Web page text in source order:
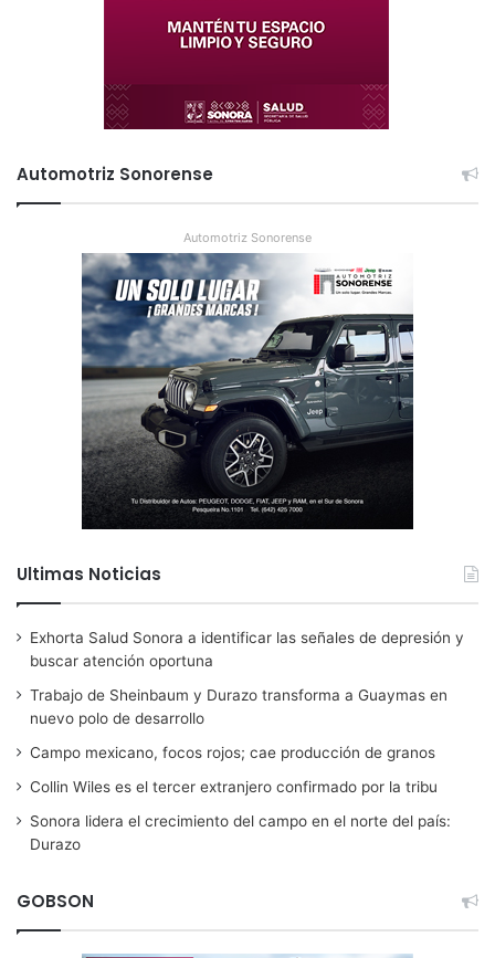
Automotriz Sonorense
Automotriz Sonorense
Ultimas Noticias
Exhorta Salud Sonora a identificar las señales de depresión y
buscar atención oportuna
Trabajo de Sheinbaum y Durazo transforma a Guaymas en
nuevo polo de desarrollo
Campo mexicano, focos rojos; cae producción de granos
Collin Wiles es el tercer extranjero confirmado por la tribu
Sonora lidera el crecimiento del campo en el norte del país:
Durazo
GOBSON